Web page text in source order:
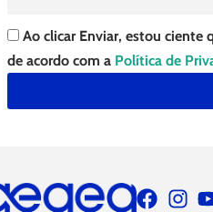
Ao clicar Enviar, estou ciente
de acordo com a Política de